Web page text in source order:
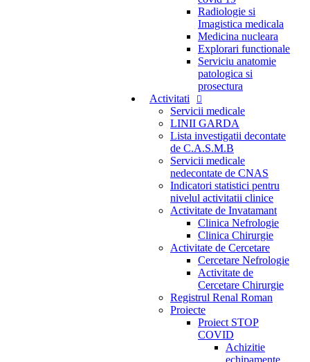
Radiologie si
Imagistica medicala
Medicina nucleara
Explorari functionale
Serviciu anatomie
patologica si
prosectura
Activitati
Servicii medicale
LINII GARDA
Lista investigatii decontate
de C.A.S.M.B
Servicii medicale
nedecontate de CNAS
Indicatori statistici pentru
nivelul activitatii clinice
Activitate de Invatamant
Clinica Nefrologie
Clinica Chirurgie
Activitate de Cercetare
Cercetare Nefrologie
Activitate de
Cercetare Chirurgie
Registrul Renal Roman
Proiecte
Proiect STOP
COVID
Achizitie
echipamente